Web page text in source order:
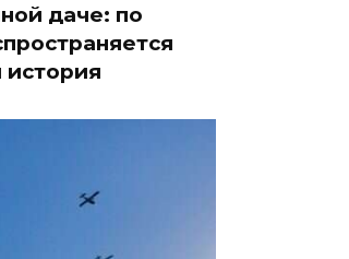
даче: по